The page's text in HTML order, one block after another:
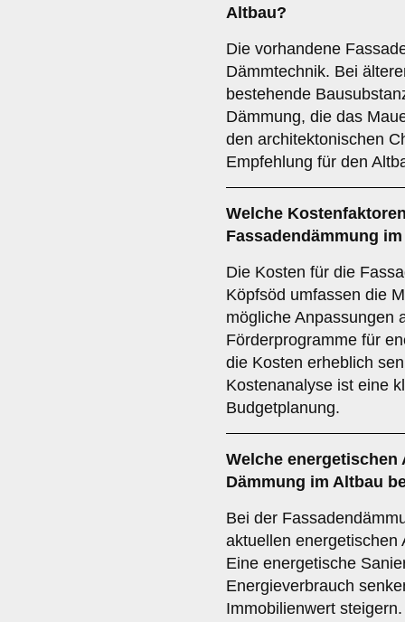
Altbau?
Die vorhandene
Dämmtechnik. Bei
bestehende
Dämmung, die das
den architektonischen
Empfehlung für den
Welche
Fassadendämmung
Die Kosten für die
Köpfsöd umfassen die
mögliche Anpassungen
Förderprogramme für
die Kosten erheblich
Kostenanalyse ist eine
Budgetplanung.
Welche energetischen
Dämmung im Altbau
Bei der
aktuellen energetischen
Eine energetische
Energieverbrauch
Immobilienwert